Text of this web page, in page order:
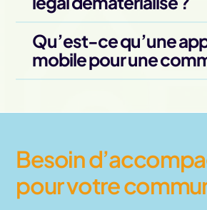
Qu’est-ce qu’une
mobile pour une
Besoin
pour votre